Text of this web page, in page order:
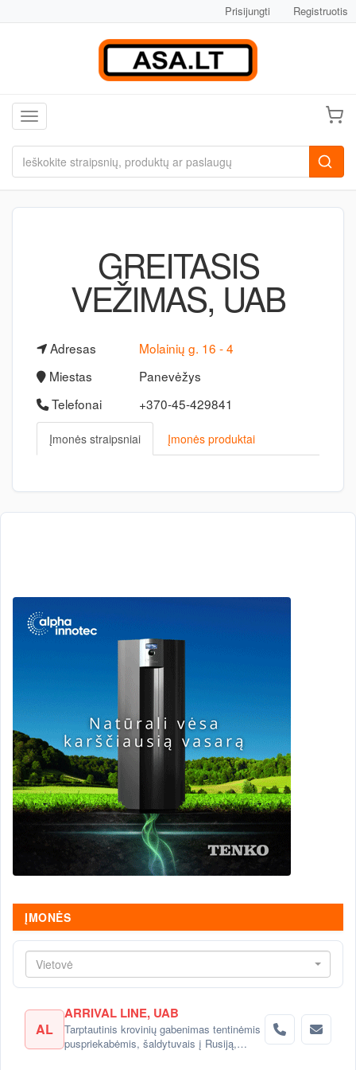
Prisijungti Registruotis
Toggle navigation
GREITASIS
VEŽIMAS, UAB
Adresas
Molainių g. 16 - 4
Miestas
Panevėžys
Telefonai
+370-45-429841
Įmonės straipsniai Įmonės produktai
ĮMONĖS
Vietovė
AL
ARRIVAL LINE, UAB
Tarptautinis krovinių gabenimas tentinėmis
puspriekabėmis, šaldytuvais į Rusiją,